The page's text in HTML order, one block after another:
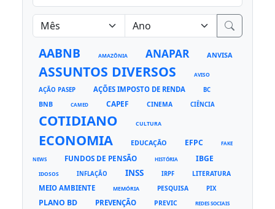
AABNB AMAZÔNIA ANAPAR ANVISA
ASSUNTOS DIVERSOS AVISO
AÇÃO PASEP AÇÕES IMPOSTO DE RENDA BC
BNB CAMED CAPEF CINEMA CIÊNCIA
COTIDIANO CULTURA
ECONOMIA EDUCAÇÃO EFPC FAKE
NEWS FUNDOS DE PENSÃO HISTÓRIA IBGE
IDOSOS INFLAÇÃO INSS IRPF LITERATURA
MEIO AMBIENTE MEMÓRIA PESQUISA PIX
PLANO BD PREVENÇÃO PREVIC REDES SOCIAIS